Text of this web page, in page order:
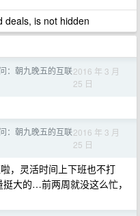
is not hidden
：朝九晚五的互联2016 年 3 月
25 日
：朝九晚五的互联2016 年 3 月
25 日
，灵活时间上下班也不打
大的…前两周就没这么忙，